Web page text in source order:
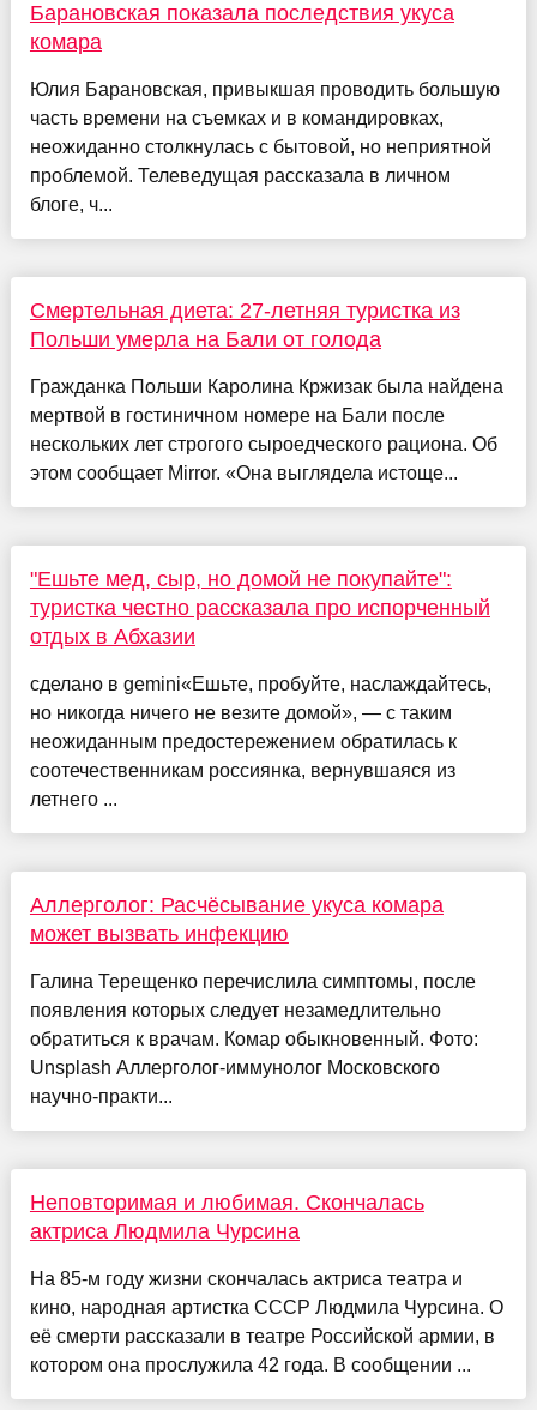
Барановская показала последствия укуса
комара
Юлия Барановская, привыкшая проводить большую
часть времени на съемках и в командировках,
неожиданно столкнулась с бытовой, но неприятной
проблемой. Телеведущая рассказала в личном
блоге, ч...
Смертельная диета: 27-летняя туристка из
Польши умерла на Бали от голода
Гражданка Польши Каролина Кржизак была найдена
мертвой в гостиничном номере на Бали после
нескольких лет строгого сыроедческого рациона. Об
этом сообщает Mirror. «Она выглядела истоще...
"Ешьте мед, сыр, но домой не покупайте":
туристка честно рассказала про испорченный
отдых в Абхазии
сделано в gemini«Ешьте, пробуйте, наслаждайтесь,
но никогда ничего не везите домой», — с таким
неожиданным предостережением обратилась к
соотечественникам россиянка, вернувшаяся из
летнего ...
Аллерголог: Расчёсывание укуса комара
может вызвать инфекцию
Галина Терещенко перечислила симптомы, после
появления которых следует незамедлительно
обратиться к врачам. Комар обыкновенный. Фото:
Unsplash Аллерголог-иммунолог Московского
научно-практи...
Неповторимая и любимая. Скончалась
актриса Людмила Чурсина
На 85-м году жизни скончалась актриса театра и
кино, народная артистка СССР Людмила Чурсина. О
её смерти рассказали в театре Российской армии, в
котором она прослужила 42 года. В сообщении ...